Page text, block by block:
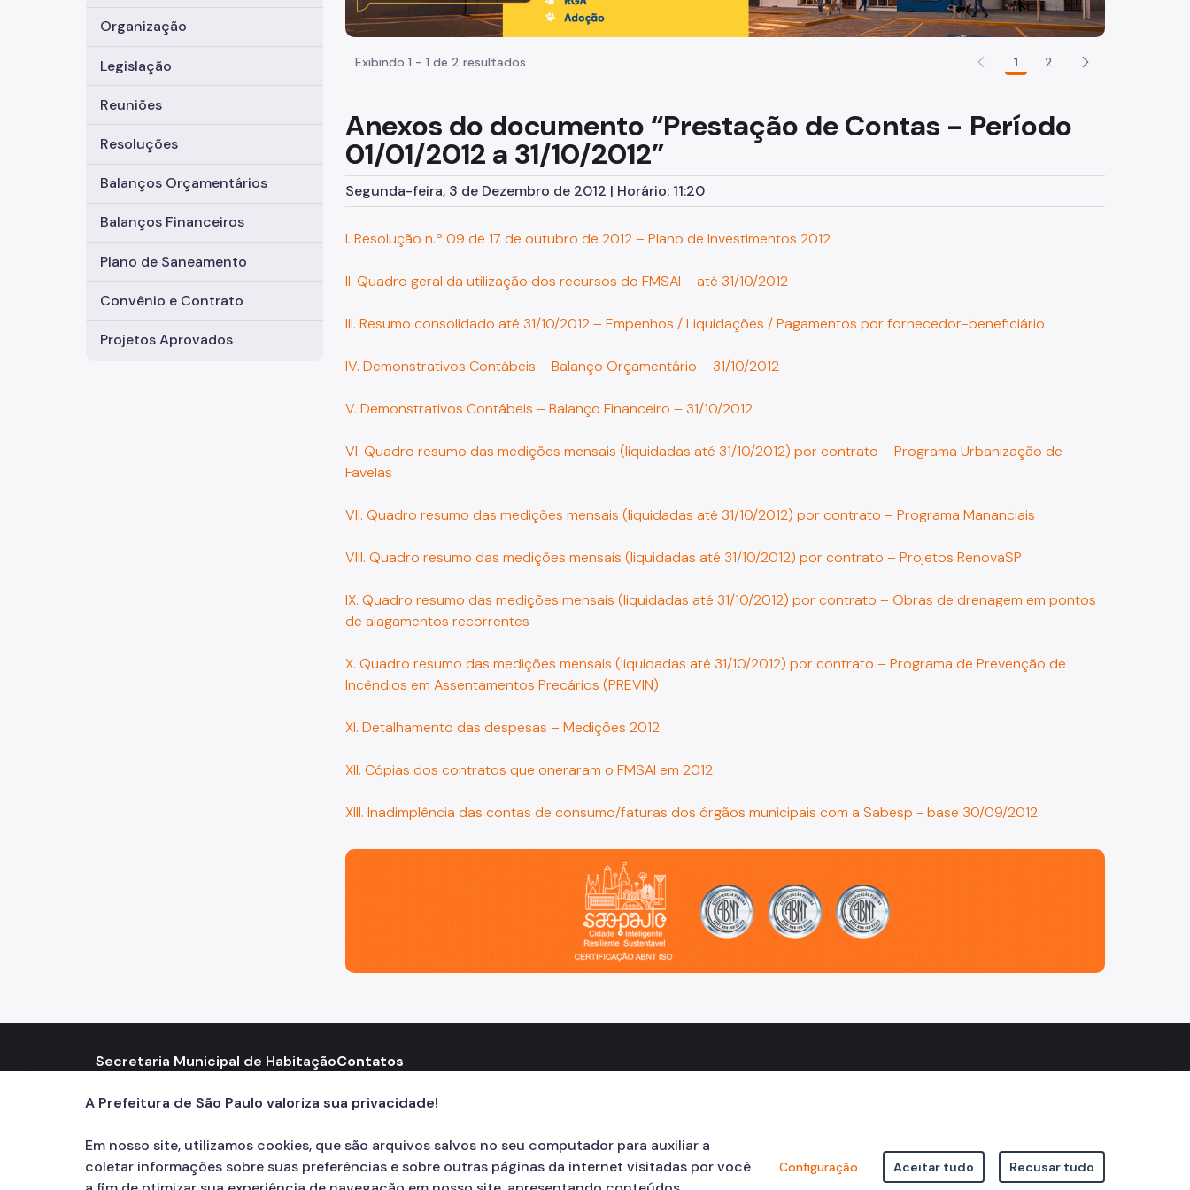
Organização
Legislação
Reuniões
Resoluções
Balanços Orçamentários
Balanços Financeiros
Plano de Saneamento
Convênio e Contrato
Projetos Aprovados
Exibindo 1 - 1 de 2 resultados. 1 2
Anexos do documento “Prestação de Contas - Período
01/01/2012 a 31/10/2012”
Segunda-feira, 3 de Dezembro de 2012 | Horário: 11:20
I. Resolução n.º 09 de 17 de outubro de 2012 – Plano de Investimentos 2012
II. Quadro geral da utilização dos recursos do FMSAI – até 31/10/2012
III. Resumo consolidado até 31/10/2012 – Empenhos / Liquidações / Pagamentos por fornecedor-beneficiário
IV. Demonstrativos Contábeis – Balanço Orçamentário – 31/10/2012
V. Demonstrativos Contábeis – Balanço Financeiro – 31/10/2012
VI. Quadro resumo das medições mensais (liquidadas até 31/10/2012) por contrato – Programa Urbanização de
Favelas
VII. Quadro resumo das medições mensais (liquidadas até 31/10/2012) por contrato – Programa Mananciais
VIII. Quadro resumo das medições mensais (liquidadas até 31/10/2012) por contrato – Projetos RenovaSP
IX. Quadro resumo das medições mensais (liquidadas até 31/10/2012) por contrato – Obras de drenagem em pontos
de alagamentos recorrentes
X. Quadro resumo das medições mensais (liquidadas até 31/10/2012) por contrato – Programa de Prevenção de
Incêndios em Assentamentos Precários (PREVIN)
XI. Detalhamento das despesas – Medições 2012
XII. Cópias dos contratos que oneraram o FMSAI em 2012
XIII. Inadimplência das contas de consumo/faturas dos órgãos municipais com a Sabesp - base 30/09/2012
São Paulo, cidade inteligente, resiliente e sustentável
Secretaria Municipal de HabitaçãoContatos
A Prefeitura de São Paulo valoriza sua privacidade!
Em nosso site, utilizamos cookies, que são arquivos salvos no seu computador para auxiliar a
coletar informações sobre suas preferências e sobre outras páginas da internet visitadas por você
Configuração Aceitar tudo Recusar tudo